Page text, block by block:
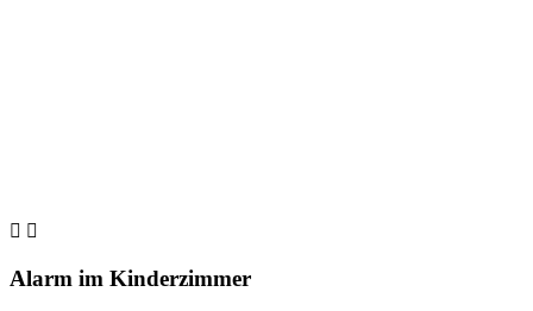
 
Alarm im Kinderzimmer